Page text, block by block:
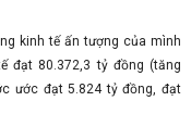
kinh tế ấn tượng của mình
đạt 80.372,3 tỷ đồng (tăng
ước đạt 5.824 tỷ đồng, đạt